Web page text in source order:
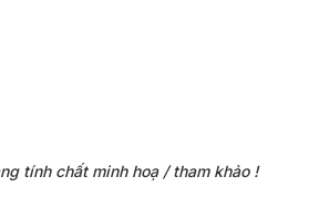
tính chất minh hoạ / tham khảo !